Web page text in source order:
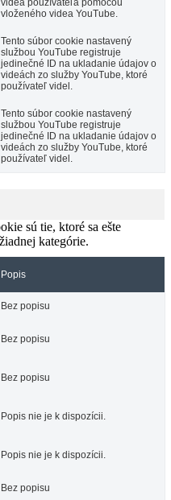
videa používateľa pomocou
vloženého videa YouTube.
Tento súbor cookie nastavený
službou YouTube registruje
jedinečné ID na ukladanie údajov o
videách zo služby YouTube, ktoré
používateľ videl.
Tento súbor cookie nastavený
službou YouTube registruje
jedinečné ID na ukladanie údajov o
videách zo služby YouTube, ktoré
používateľ videl.
sú tie, ktoré sa ešte
kategórie.
Popis
Bez popisu
Bez popisu
Bez popisu
Popis nie je k dispozícii.
Popis nie je k dispozícii.
Bez popisu